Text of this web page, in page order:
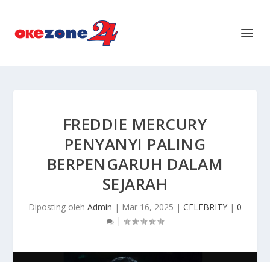
FREDDIE MERCURY
PENYANYI PALING
BERPENGARUH DALAM
SEJARAH
Diposting oleh Admin | Mar 16, 2025 | CELEBRITY | 0
|